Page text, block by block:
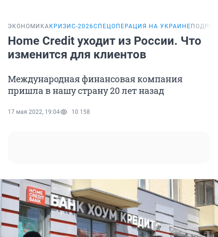
ЭКОНОМИКА КРИЗИС-2026СПЕЦОПЕРАЦИЯ НА УКРАИНЕ
Home Credit уходит из России. Что
изменится для клиентов
Международная финансовая компания
пришла в нашу страну 20 лет назад
17 мая 2022, 19:04 10 158